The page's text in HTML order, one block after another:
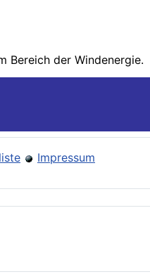
Bereich der Wind­energie.
Impressum